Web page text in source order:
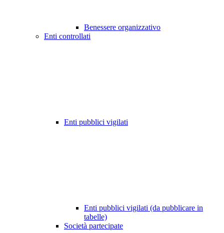
Benessere organizzativo
Enti controllati
Enti pubblici vigilati
Enti pubblici vigilati (da pubblicare in
tabelle)
Società partecipate